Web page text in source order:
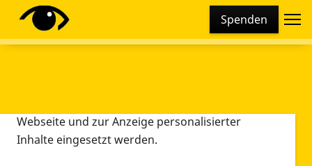
Spenden
Diese Webseite setzt verschiedene Cookies und
Tracking-Tools ein. Dies beinhaltet Cookies und
Webseite und zur Anzeige personalisierter
Inhalte eingesetzt werden.